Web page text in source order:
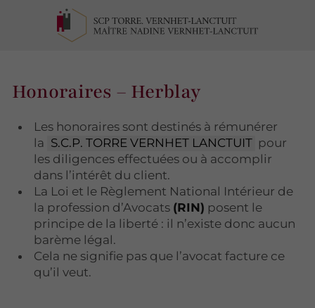
Honoraires – Herblay
Les honoraires sont destinés à rémunérer
la S.C.P. TORRE VERNHET LANCTUIT pour
les diligences effectuées ou à accomplir
dans l’intérêt du client.
La Loi et le Règlement National Intérieur de
la profession d’Avocats (RIN) posent le
principe de la liberté : il n’existe donc aucun
barème légal.
Cela ne signifie pas que l’avocat facture ce
qu’il veut.